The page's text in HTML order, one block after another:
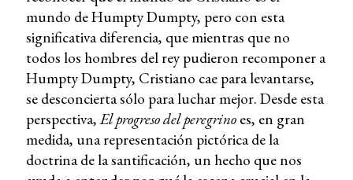
mundo de Humpty Dumpty, pero con esta
significativa diferencia, que mientras que no
todos los hombres del rey pudieron recomponer a
Humpty Dumpty, Cristiano cae para levantarse,
se desconcierta sólo para luchar mejor. Desde esta
perspectiva,El progreso del peregrinoes, en gran
medida, una representación pictórica de la
doctrina de la santificación, un hecho que nos